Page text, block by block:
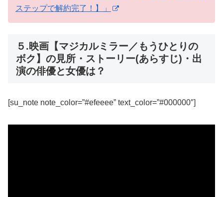
ステップで解約完了！】」
５.映画【マジカルミラー／もうひとりの
ボク】の見所・ストーリー(あらすじ)・出
演の俳優と女優は？
[su_note note_color=”#efeeee” text_color=”#000000″]